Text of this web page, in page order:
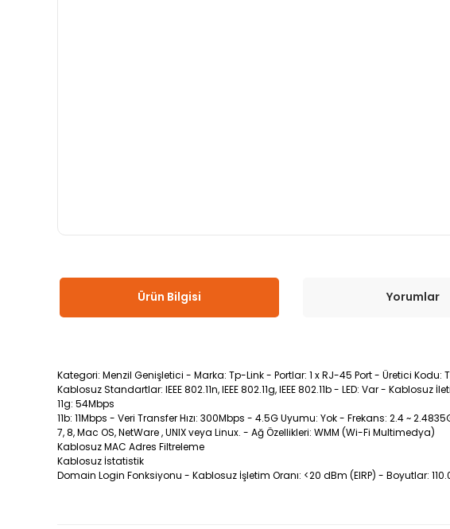
Ürün Bilgisi Yorumlar
Kategori: Menzil Genişletici - Marka: Tp-Link - Portlar: 1 x RJ-45 Port - Üretici Kodu:
Kablosuz Standartlar: IEEE 802.11n, IEEE 802.11g, IEEE 802.11b - LED: Var - Kablosuz
11g: 54Mbps
11b: 11Mbps - Veri Transfer Hızı: 300Mbps - 4.5G Uyumu: Yok - Frekans: 2.4 ~
7, 8, Mac OS, NetWare , UNIX veya Linux. - Ağ Özellikleri: WMM (Wi-Fi Multimedya)
Kablosuz MAC Adres Filtreleme
Kablosuz İstatistik
Domain Login Fonksiyonu - Kablosuz İşletim Oranı: <20 dBm (EIRP) - Boyutlar: